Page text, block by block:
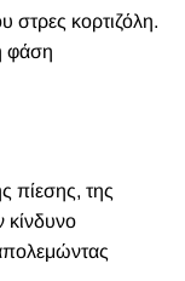
στρες κορτιζόλη.
φάση
πίεσης, της
κίνδυνο